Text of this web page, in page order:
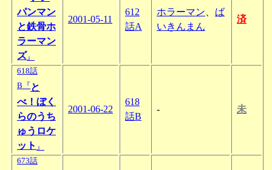
パンマン
と鉄骨ホ
ラーマン
ズ 』
2001-05-11
612
話A
ホラーマン
ば
いきんまん
済
618話
B『 と
べ！ぼく
らのうち
ゅうロケ
ット 』
2001-06-22
618
話B
- 未
673話